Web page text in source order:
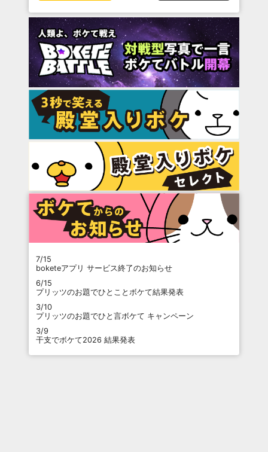
7/15
boketeアプリ サービス終了のお知らせ
6/15
プリッツのお題でひとことボケて結果発表
3/10
プリッツのお題でひと言ボケて キャンペーン
3/9
干支でボケて2026 結果発表